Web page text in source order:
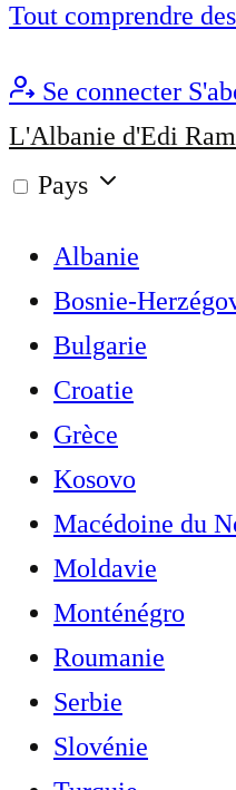
Tout comprendre
Se connecter
L'Albanie d'Edi
Pays
Albanie
Bosnie-
Bulgarie
Croatie
Grèce
Kosovo
Macédoine du
Moldavie
Monténégro
Roumanie
Serbie
Slovénie